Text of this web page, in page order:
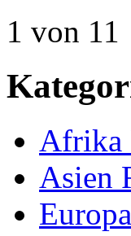
1 von 11
Afrika
Asien